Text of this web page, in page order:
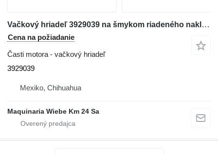
Vačkový hriadeľ 3929039 na šmykom riadeného nakladača Case 40XT
Cena na požiadanie
Časti motora - vačkový hriadeľ
3929039
Mexiko, Chihuahua
Maquinaria Wiebe Km 24 Sa